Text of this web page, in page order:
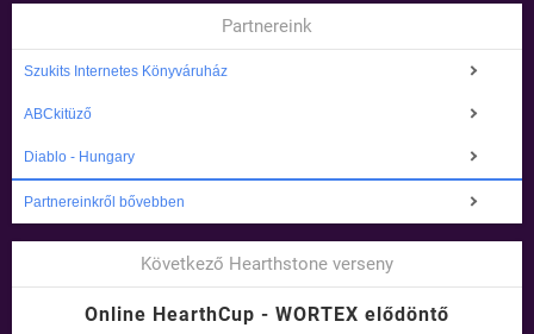
Partnereink
Szukits Internetes Könyváruház
ABCkitüző
Diablo - Hungary
Partnereinkről bővebben
Következő Hearthstone verseny
Online HearthCup - WORTEX elődöntő